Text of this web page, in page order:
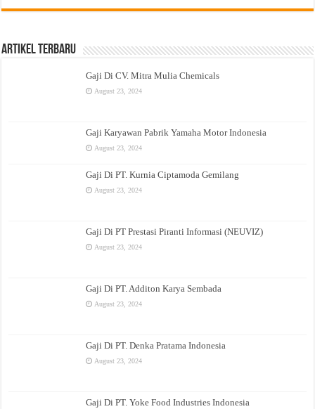
Artikel Terbaru
Gaji Di CV. Mitra Mulia Chemicals
August 23, 2024
Gaji Karyawan Pabrik Yamaha Motor Indonesia
August 23, 2024
Gaji Di PT. Kurnia Ciptamoda Gemilang
August 23, 2024
Gaji Di PT Prestasi Piranti Informasi (NEUVIZ)
August 23, 2024
Gaji Di PT. Additon Karya Sembada
August 23, 2024
Gaji Di PT. Denka Pratama Indonesia
August 23, 2024
Gaji Di PT. Yoke Food Industries Indonesia